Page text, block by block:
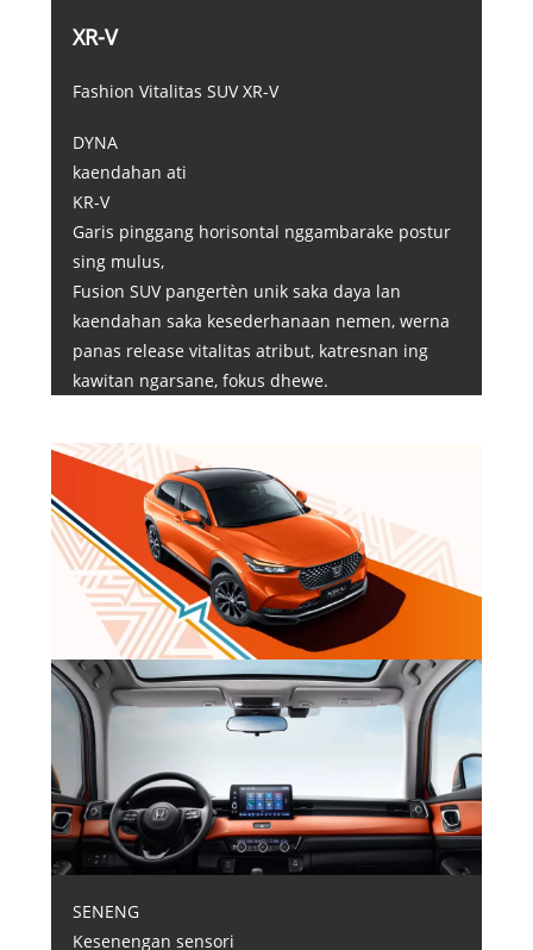
XR-V
Fashion Vitalitas SUV XR-V
DYNA
kaendahan ati
KR-V
Garis pinggang horisontal nggambarake postur
sing mulus,
Fusion SUV pangertèn unik saka daya lan
kaendahan saka kesederhanaan nemen, werna
panas release vitalitas atribut, katresnan ing
kawitan ngarsane, fokus dhewe.
SENENG
Kesenengan sensori